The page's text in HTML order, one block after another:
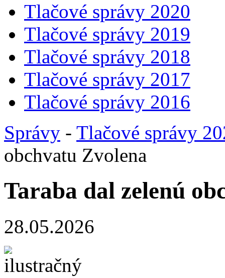
Tlačové správy 2020
Tlačové správy 2019
Tlačové správy 2018
Tlačové správy 2017
Tlačové správy 2016
Správy - Tlačové správy
obchvatu Zvolena
Taraba dal zelenú
28.05.2026